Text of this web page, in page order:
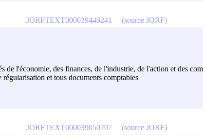
de l'économie, des finances, de l'industrie, de l'action et des
et tous documents comptables
JORFTEXT000039440241 (source JORF)
JORFTEXT000039050707 (source JORF)